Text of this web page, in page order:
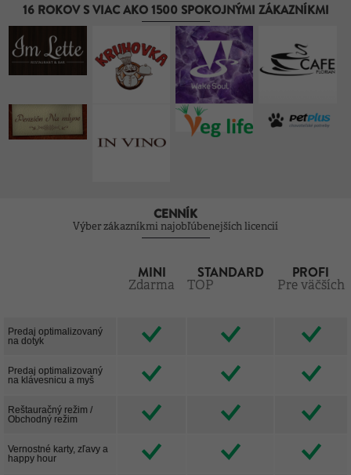
16 ROKOV S VIAC AKO 1500 SPOKOJNÝMI ZÁKAZNÍKMI
CENNÍK
Výber zákazníkmi najobľúbenejších licencií
MINI
Zdarma
STANDARD
TOP
PROFI
Pre väčších
Predaj optimalizovaný
na dotyk
Predaj optimalizovaný
na klávesnicu a myš
Reštauračný režim /
Obchodný režim
Vernostné karty, zľavy a
happy hour